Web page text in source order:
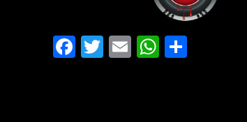
Facebook
Twitter
EmailWhatsApp